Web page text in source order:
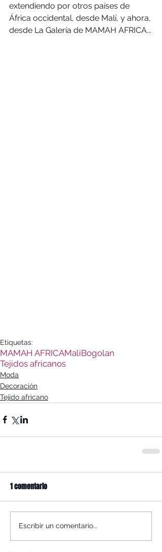
extendiendo por otros países de
África occidental, desde Malí, y ahora,
desde La Galería de MAMAH AFRICA...
Etiquetas:
MAMAH AFRICAMaliBogolan
Tejidos africanos
Moda
Decoración
Tejido africano
1 comentario
Escribir un comentario...